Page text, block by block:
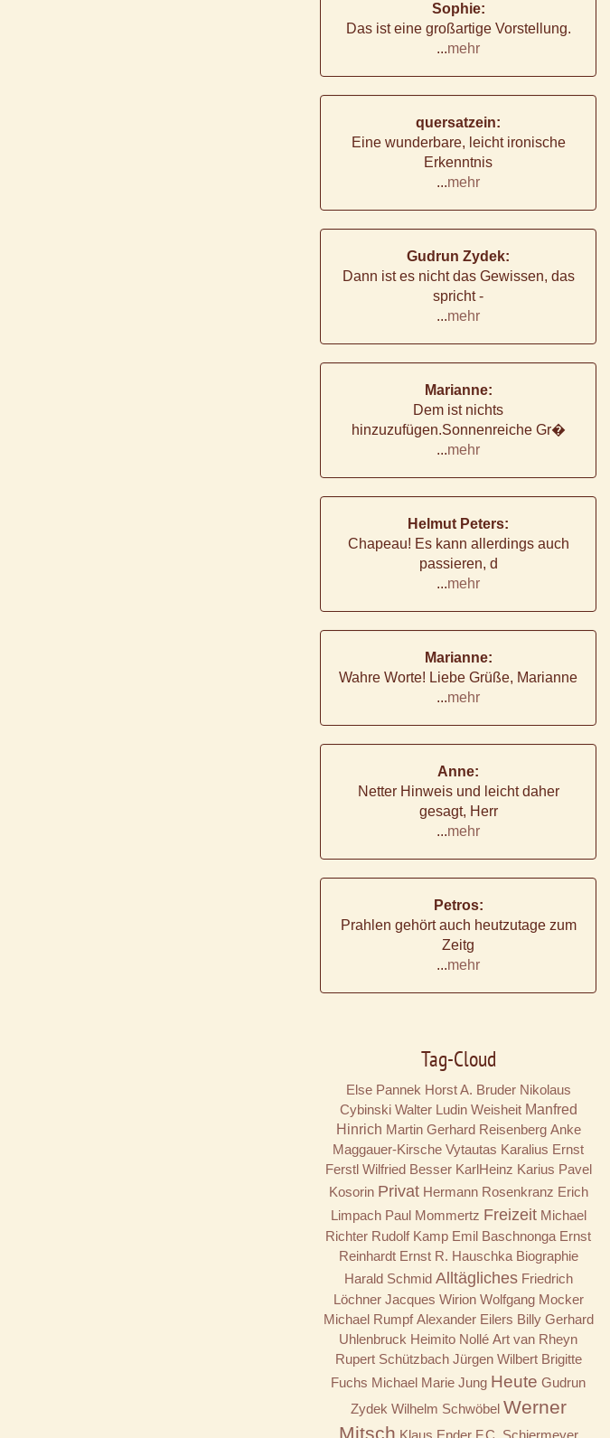
Sophie:
Das ist eine großartige Vorstellung.
...mehr
quersatzein:
Eine wunderbare, leicht ironische
Erkenntnis
...mehr
Gudrun Zydek:
Dann ist es nicht das Gewissen, das
spricht -
...mehr
Marianne:
Dem ist nichts
hinzuzufügen.Sonnenreiche Gr�
...mehr
Helmut Peters:
Chapeau! Es kann allerdings auch
passieren, d
...mehr
Marianne:
Wahre Worte! Liebe Grüße, Marianne
...mehr
Anne:
Netter Hinweis und leicht daher
gesagt, Herr
...mehr
Petros:
Prahlen gehört auch heutzutage zum
Zeitg
...mehr
Tag-Cloud
Else Pannek Horst A. Bruder Nikolaus
Cybinski Walter Ludin Weisheit Manfred
Hinrich Martin Gerhard Reisenberg Anke
Maggauer-Kirsche Vytautas Karalius Ernst
Ferstl Wilfried Besser KarlHeinz Karius Pavel
Kosorin Privat Hermann Rosenkranz Erich
Limpach Paul Mommertz Freizeit Michael
Richter Rudolf Kamp Emil Baschnonga Ernst
Reinhardt Ernst R. Hauschka Biographie
Harald Schmid Alltägliches Friedrich
Löchner Jacques Wirion Wolfgang Mocker
Michael Rumpf Alexander Eilers Billy Gerhard
Uhlenbruck Heimito Nollé Art van Rheyn
Rupert Schützbach Jürgen Wilbert Brigitte
Fuchs Michael Marie Jung Heute Gudrun
Zydek Wilhelm Schwöbel Werner
Mitsch